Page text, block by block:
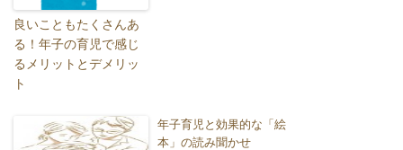
良いこともたくさんあ
る！年子の育児で感じ
るメリットとデメリッ
ト
年子育児と効果的な「絵
本」の読み聞かせ